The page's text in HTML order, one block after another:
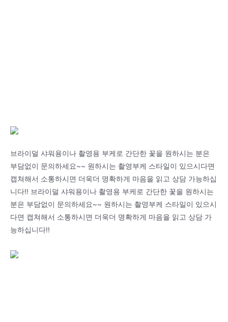
브라이덜 샤워용이나 촬영용 부케로 간단한 꽃을 원하시는 분은
부담없이 문의하세요~~ 원하시는 촬영부케 스타일이 있으시다면
캡쳐해서 소통하시면 더욱더 명확하게 마음을 읽고 상담 가능하십
니다!! 브라이덜 샤워용이나 촬영용 부케로 간단한 꽃을 원하시는
분은 부담없이 문의하세요~~ 원하시는 촬영부케 스타일이 있으시
다면 캡쳐해서 소통하시면 더욱더 명확하게 마음을 읽고 상담 가
능하십니다!!